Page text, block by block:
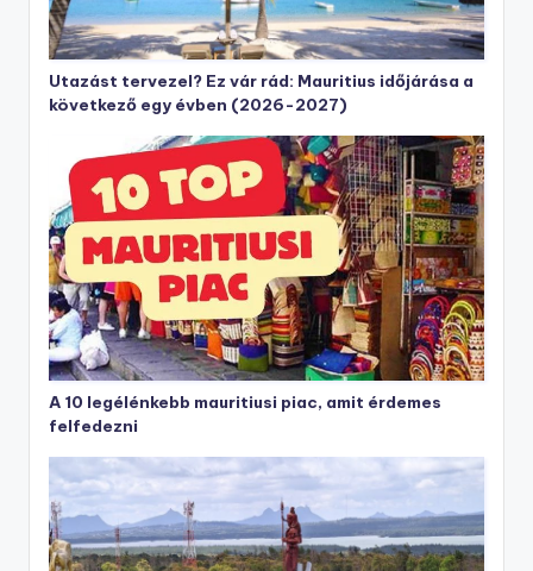
Utazást tervezel? Ez vár rád: Mauritius időjárása a
következő egy évben (2026-2027)
A 10 legélénkebb mauritiusi piac, amit érdemes
felfedezni